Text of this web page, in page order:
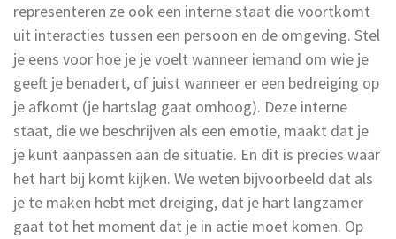
representeren ze ook een interne staat die voortkomt
uit interacties tussen een persoon en de omgeving. Stel
je eens voor hoe je je voelt wanneer iemand om wie je
geeft je benadert, of juist wanneer er een bedreiging op
je afkomt (je hartslag gaat omhoog). Deze interne
staat, die we beschrijven als een emotie, maakt dat je
je kunt aanpassen aan de situatie. En dit is precies waar
het hart bij komt kijken. We weten bijvoorbeeld dat als
je te maken hebt met dreiging, dat je hart langzamer
gaat tot het moment dat je in actie moet komen. Op